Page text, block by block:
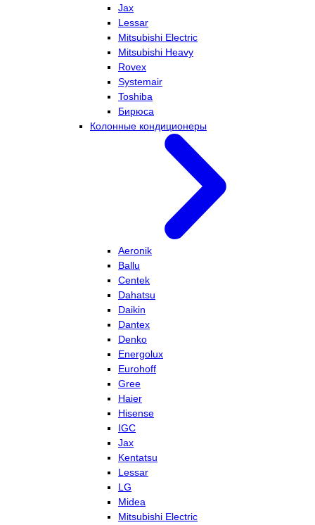
Jax
Lessar
Mitsubishi Electric
Mitsubishi Heavy
Rovex
Systemair
Toshiba
Бирюса
Колонные кондиционеры
Aeronik
Ballu
Centek
Dahatsu
Daikin
Dantex
Denko
Energolux
Eurohoff
Gree
Haier
Hisense
IGC
Jax
Kentatsu
Lessar
LG
Midea
Mitsubishi Electric